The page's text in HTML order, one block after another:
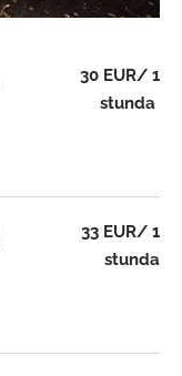
30 EUR/ 1
stunda
33 EUR/ 1
stunda